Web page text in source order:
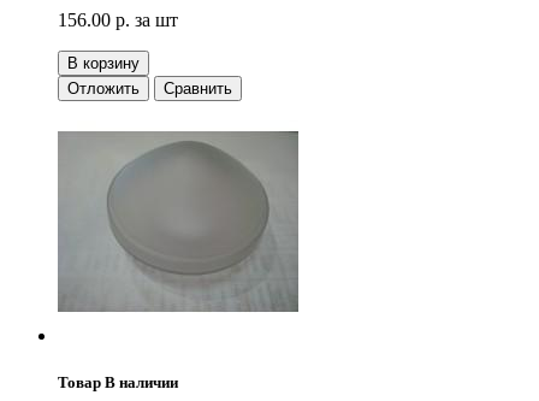
156.00 р. за шт
В корзину
Отложить
Сравнить
Товар В наличии